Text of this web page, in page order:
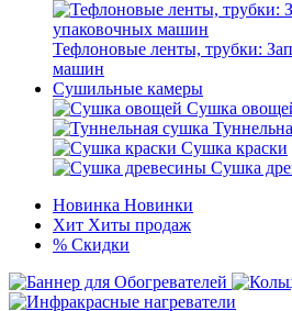
Тефлоновые ленты, трубки:
машин
Сушильные камеры
Сушка
Сушка краски
Сушка
Новинка Новинки
Хит Хиты продаж
% Скидки